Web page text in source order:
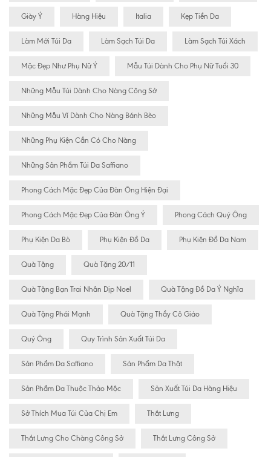
Giày Ý Hàng Hiệu Italia Kẹp Tiền Da
Làm Mới Túi Da Làm Sạch Túi Da Làm Sạch Túi Xách
Mặc Đẹp Như Phụ Nữ Ý Mẫu Túi Dành Cho Phụ Nữ Tuổi 30
Những Mẫu Túi Dành Cho Nàng Công Sở
Những Mẫu Ví Dành Cho Nàng Bánh Bèo
Những Phụ Kiện Cần Có Cho Nàng
Những Sản Phẩm Túi Da Saffiano
Phong Cách Mặc Đẹp Của Đàn Ông Hiện Đại
Phong Cách Mặc Đẹp Của Đàn Ông Ý Phong Cách Quý Ông
Phụ Kiện Da Bò Phụ Kiện Đồ Da Phụ Kiện Đồ Da Nam
Quà Tặng Quà Tặng 20/11
Quà Tặng Bạn Trai Nhân Dịp Noel Quà Tặng Đồ Da Ý Nghĩa
Quà Tặng Phái Mạnh Quà Tặng Thầy Cô Giáo
Quý Ông Quy Trình Sản Xuất Túi Da
Sản Phẩm Da Saffiano Sản Phẩm Da Thật
Sản Phẩm Da Thuộc Thảo Mộc Sản Xuất Túi Da Hàng Hiệu
Sở Thích Mua Túi Của Chị Em Thắt Lưng
Thắt Lưng Cho Chàng Công Sở Thắt Lưng Công Sở